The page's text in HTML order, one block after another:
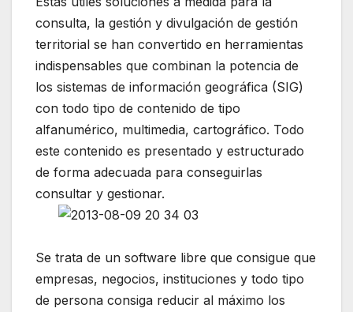
consulta, la gestión y divulgación de gestión
territorial se han convertido en herramientas
indispensables que combinan la potencia de
los sistemas de información geográfica (SIG)
con todo tipo de contenido de tipo
alfanumérico, multimedia, cartográfico. Todo
este contenido es presentado y estructurado
de forma adecuada para conseguirlas
consultar y gestionar.
Se trata de un software libre que consigue que
empresas, negocios, instituciones y todo tipo
de persona consiga reducir al máximo los